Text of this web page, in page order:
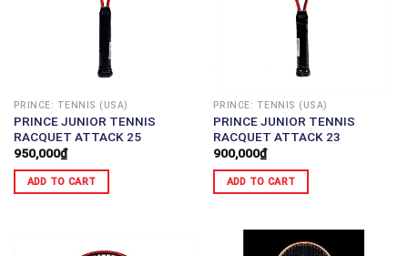
PRINCE: TENNIS (USA)
PRINCE JUNIOR TENNIS
RACQUET ATTACK 25
950,000₫
ADD TO CART
PRINCE: TENNIS (USA)
PRINCE JUNIOR TENNIS
RACQUET ATTACK 23
900,000₫
ADD TO CART